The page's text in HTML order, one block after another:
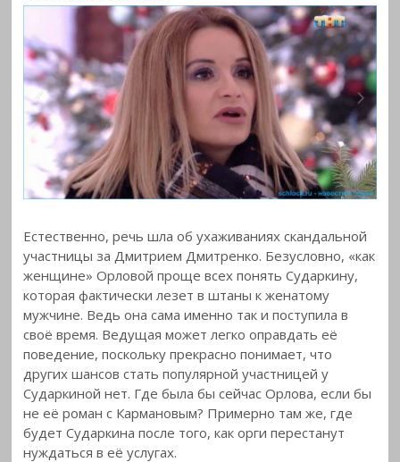
Естественно, речь шла об ухаживаниях скандальной
участницы за Дмитрием Дмитренко. Безусловно, «как
женщине» Орловой проще всех понять Сударкину,
которая фактически лезет в штаны к женатому
мужчине. Ведь она сама именно так и поступила в
своё время. Ведущая может легко оправдать её
поведение, поскольку прекрасно понимает, что
других шансов стать популярной участницей у
Сударкиной нет. Где была бы сейчас Орлова, если бы
не её роман с Кармановым? Примерно там же, где
будет Сударкина после того, как орги перестанут
нуждаться в её услугах.